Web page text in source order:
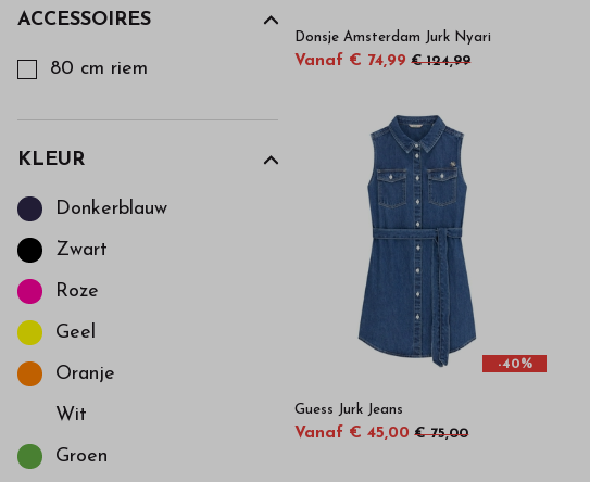
128
134
140
152
164
176
ACCESSOIRES
Kies een Accessoires om op te filteren
80 cm riem
KLEUR
Donkerblauw
Zwart
Roze
Geel
Oranje
Wit
Groen
Donsje Amsterdam Jurk Nyari
Vanaf € 74,99 € 124,99
-40%
Guess Jurk Jeans
Vanaf € 45,00 € 75,00